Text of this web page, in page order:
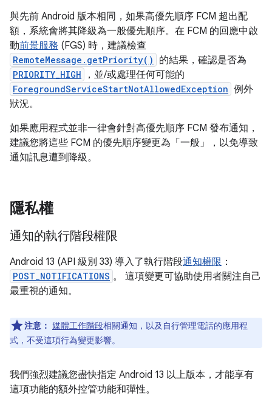
與先前 Android 版本相同，如果高優先順序 FCM 超出配
額，系統會將其降級為一般優先順序。在 FCM 的回應中啟
動前景服務 (FGS) 時，建議檢查
RemoteMessage.getPriority() 的結果，確認是否為
PRIORITY_HIGH ，並/或處理任何可能的
ForegroundServiceStartNotAllowedException 例外
狀況。
如果應用程式並非一律會針對高優先順序 FCM 發布通知，
建議您將這些 FCM 的優先順序變更為「一般」
，以免導致
通知訊息遭到降級。
隱私權
通知的執行階段權限
Android 13 (API 級別 33) 導入了執行階段通知權限 ：
POST_NOTIFICATIONS 。 這項變更可協助使用者關注自己
最重視的通知。
注意： 媒體工作階段相關通知，以及自行管理電話的應用程
式，不受這項行為變更影響。
我們強烈建議您盡快指定 Android 13 以上版本，才能享有
這項功能的額外控管功能和彈性。